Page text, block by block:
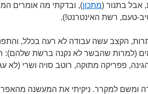
אבל בתנור (מתכון), ובדקתי מה אומרים
טעם, רשת האינטרנט!).
הקצב עשה עבודה לא רעה בכלל,
(למרות שהבשר לא נקנה ברשת שלהם):
פפריקה מתוקה, רוטב סויה ושרי (לא
ומשם למקרר. ניקיתי את המעשנה מהאפר